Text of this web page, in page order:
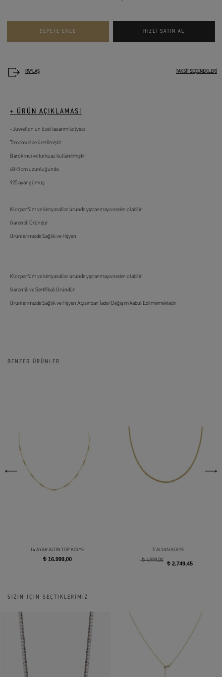
TAKSİT SEÇENEKLERİ
+ ÜRÜN AÇIKLAMASI
Juwellon un özel tasarım kolyesi
Tamamı elde üretilmiştir
Barok inci ve turkuaz kullanılmıştır
40+5 cm uzunluğunda
925 ayar gümüş
Klor,parfüm ve kimyasallar üründe yıpranmaya neden olabilir
Garantili Üründür
Ürünlerimizde Sağlık ve Hijyen
Klor,parfüm ve kimyasallar üründe yıpranmaya neden olabilir
Garantili ve Sertifikalı Üründür
Ürünlerimizde Sağlık ve Hijyen Açısından İade/Değişim kabul Edilmemektedir
BENZER ÜRÜNLER
14 AYAR ALTIN TOP KOLYE
t16.999,00
İTALYAN KOLYE
t4.999,00
t 2.749,45
SİZİN İÇİN SEÇTİKLERİMİZ